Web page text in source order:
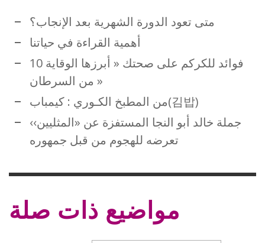
متى تعود الدورة الشهرية بعد الإنجاب؟
أهمية القراءة في حياتنا
10 فوائد للكركم على صحتك « أبرزها الوقاية
من السرطان »
من المطبخ الكـوري : كيمباب(김밥)
جملة خالد أبو النجا المستفزة عن «المثليين››
تعرضه للهجوم من قبل جمهوره
مواضيع ذات صلة